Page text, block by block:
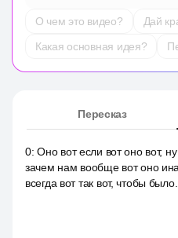
О чем это видео?
Дай
Какая основная идея?
Пересказ
0:Оно вот если вот оно вот,
зачем нам вообще вот оно
всегда вот так вот, чтобы было.